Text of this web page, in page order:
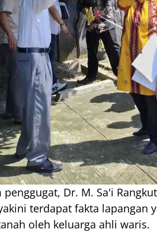
penggugat, Dr. M. Sa'i
terdapat fakta lapangan
oleh keluarga ahli waris.